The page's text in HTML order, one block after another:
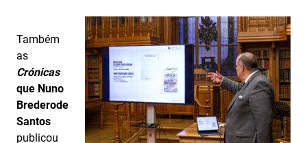
Também
as
Crónicas
que Nuno
Brederode
Santos
publicou